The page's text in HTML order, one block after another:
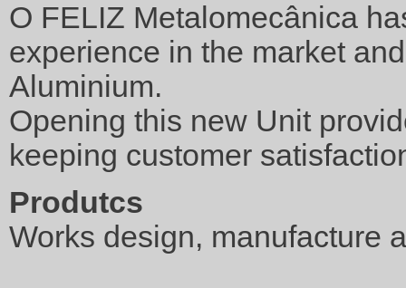
O FELIZ Metalomecânica
experience in the market
Aluminium.
Opening this new Unit
keeping customer
Produtcs
Works design, manufacture